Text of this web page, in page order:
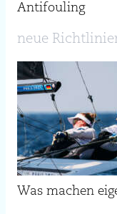
Antifouling
neue
Was machen